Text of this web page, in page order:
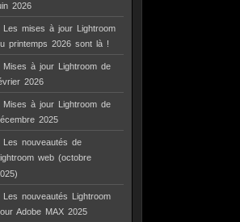
2026
Les mises à jour Lightroom
printemps 2026 sont là !
Mises à jour Lightroom de
2026
Mises à jour Lightroom de
2025
Les nouveautés de
web (octobre
Les nouveautés Lightroom
Adobe MAX 2025